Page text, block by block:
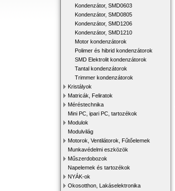
Kondenzátor, SMD0603
Kondenzátor, SMD0805
Kondenzátor, SMD1206
Kondenzátor, SMD1210
Motor kondenzátorok
Polimer és hibrid kondenzátorok
SMD Elektrolit kondenzátorok
Tantal kondenzátorok
Trimmer kondenzátorok
Kristályok
Matricák, Feliratok
Méréstechnika
Mini PC, ipari PC, tartozékok
Modulok
Modulvilág
Motorok, Ventilátorok, Fűtőelemek
Munkavédelmi eszközök
Műszerdobozok
Napelemek és tartozékok
NYÁK-ok
Okosotthon, Lakáselektronika